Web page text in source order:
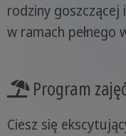
rodziny goszczącej
w ramach pełnego
Program
Ciesz się